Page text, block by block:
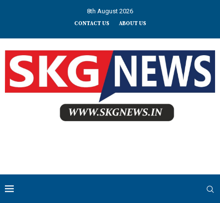
8th August 2026
CONTACT US ABOUT US